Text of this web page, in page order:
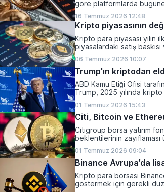
göre platformlarda bugüne
olarak belirlendi.
16 Temmuz 2026 12:48
Kripto piyasasının
Kripto para piyasası yılın
piyasalardaki satış
kaydetti.
06 Temmuz 2026 10:07
Trump'ın kriptodan
ABD Kamu Etiği Ofisi
Trump, 2025 yılında
01 Temmuz 2026 15:43
Citi, Bitcoin ve
Citigroup borsa yatırım
beklentilerinin
01 Temmuz 2026 09:04
Binance Avrupa’da
Kripto para borsası
göstermek için gerekli